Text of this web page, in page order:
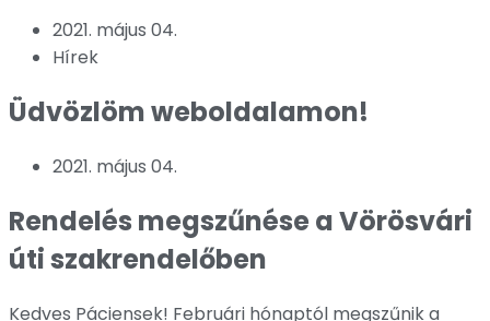
2021. május 04.
Hírek
Üdvözlöm weboldalamon!
2021. május 04.
Rendelés megszűnése a Vörösvári
úti szakrendelőben
Kedves Páciensek! Februári hónaptól megszűnik a